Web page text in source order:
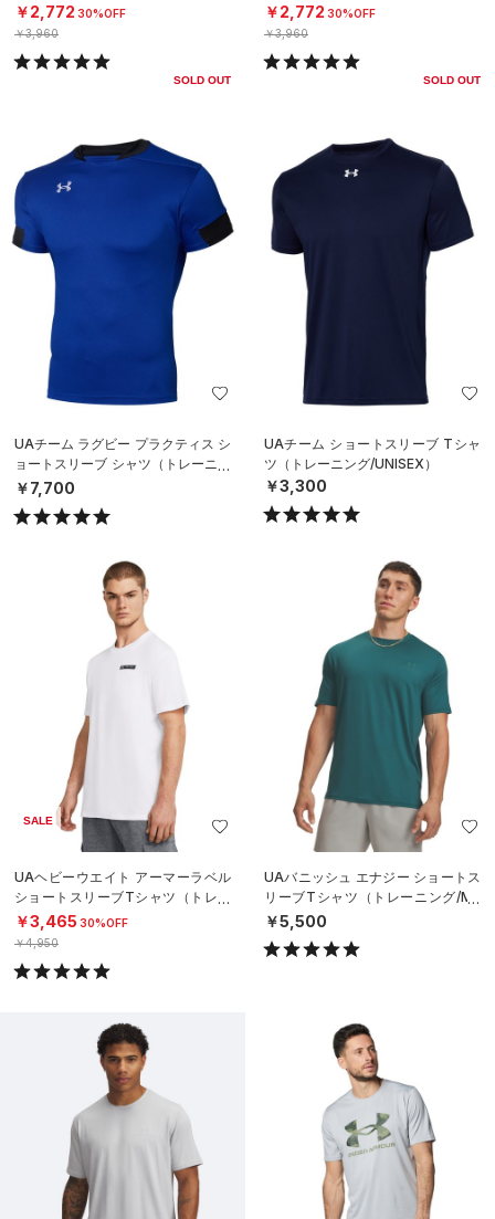
￥2,772 30%OFF
￥3,960
SOLD OUT
￥2,772 30%OFF
￥3,960
SOLD OUT
UAチーム ラグビー プラクティス シ
ョートスリーブ シャツ（トレーニン
グ/MEN）
￥7,700
UAチーム ショートスリーブ Tシャ
ツ（トレーニング/UNISEX）
￥3,300
SALE
UAヘビーウエイト アーマーラベル
ショートスリーブTシャツ（トレー
ニング/MEN）
￥3,465 30%OFF
￥4,950
UAバニッシュ エナジー ショートス
リーブTシャツ（トレーニング/ME
N）
￥5,500